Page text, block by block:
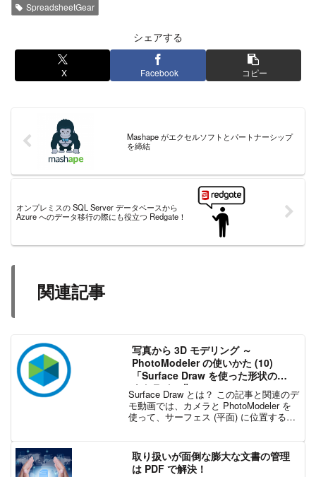
SpreadsheetGear
シェアする
X Facebook コピー
Mashape がエクセルソフトとパートナーシップ
を締結
オンプレミスの SQL Server データベースから
Azure へのデータ移行の際にも役立つ Redgate！
関連記事
写真から 3D モデリング ～
PhotoModeler の使いかた (10)
「Surface Draw を使った形状のア
ウトライン化」
Surface Draw とは？ この記事と関連のデ
モ動画では、カメラと PhotoModeler を
使って、サーフェス (平面) に位置する形
す。 PhotoModeler の Surf...
取り扱いが面倒な膨大な文書の管理
は PDF で解決！